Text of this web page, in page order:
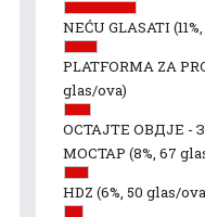
NEĆU GLASATI
PLATFORMA ZA
glas/ova)
ОСТАЈТЕ ОВДЈЕ -
МОСТАР (8%, 67
HDZ (6%, 50 glas/